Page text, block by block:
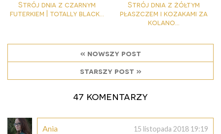
Strój dnia z czarnym
futerkiem | totally black...
Strój dnia z żółtym
płaszczem i kozakami za
kolano...
« nowszy post
starszy post »
47 komentarzy
Ania 15 listopada 2018 19:19